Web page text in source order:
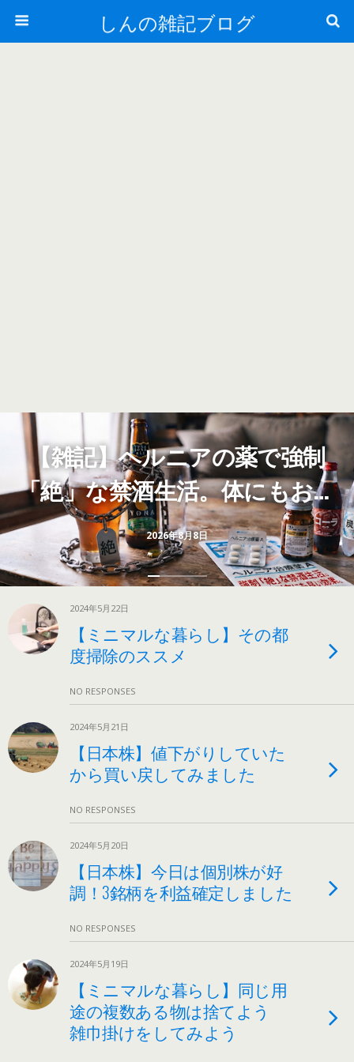
しんの雑記ブログ
2026年8月8日
【雑記】ヘルニアの薬で強制
「絶」な禁酒生活。体にもお財
布にも良い効果
2024年5月22日
【ミニマルな暮らし】その都
度掃除のススメ
NO RESPONSES
2024年5月21日
【日本株】値下がりしていた
から買い戻してみました
NO RESPONSES
2024年5月20日
【日本株】今日は個別株が好
調！3銘柄を利益確定しました
NO RESPONSES
2024年5月19日
【ミニマルな暮らし】同じ用
途の複数ある物は捨てよう
雑巾掛けをしてみよう